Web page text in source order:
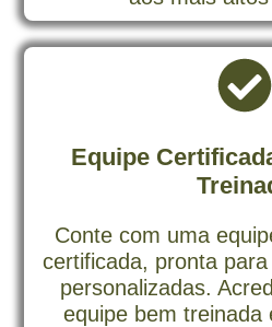
Equipe
Conte com uma
certificada, pronta
personalizadas.
equipe bem treinada